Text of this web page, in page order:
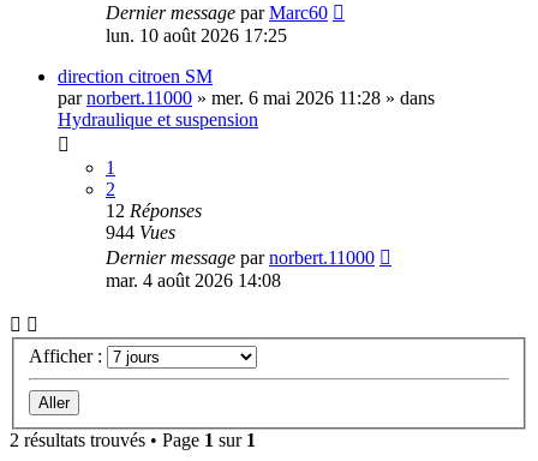
Dernier message parMarc60
lun. 10 août 2026 17:25
direction citroen SM
parnorbert.11000 » mer. 6 mai 2026 11:28 » dans
Hydraulique et suspension
1
2
12 Réponses
944 Vues
Dernier message parnorbert.11000
mar. 4 août 2026 14:08
Afficher :
2 résultats trouvés • Page 1 sur 1